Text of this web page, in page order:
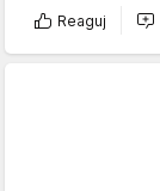
Reaguj